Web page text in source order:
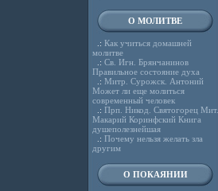
О МОЛИТВЕ
.: Как учиться домашней
молитве
.: Св. Игн. Брянчанинов
Правильное состояние духа
.: Митр. Сурожск. Антоний
Может ли еще молиться
современный человек
.: Прп. Никод. Святогорец Мит.
Макарий Коринфский Книга
душеполезнейшая
.: Почему нельзя желать зла
другим
О ПОКАЯНИИ